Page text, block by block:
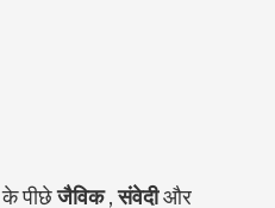
के पीछे जैविक , संवेदी और